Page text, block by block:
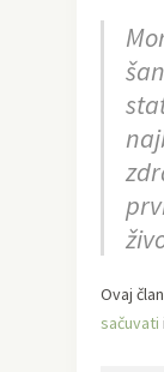
Ovaj
sačuvati